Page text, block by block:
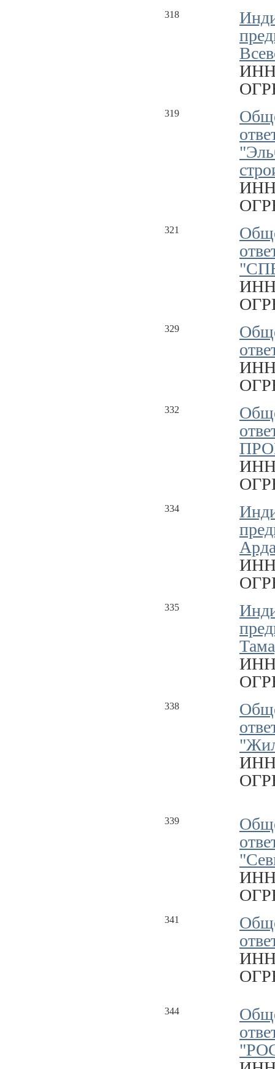
318
ИНН
319
ИНН
321
ИНН
329
ИНН
332
ИНН
334
ИНН
335
ИНН
338
ИНН
339
ИНН
341
ИНН
344